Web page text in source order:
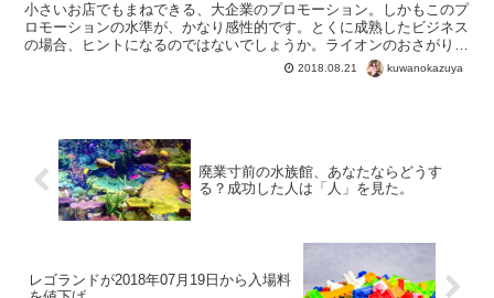
小さいお店でもまねできる、大企業のプロモーション。しかもこのプ
ロモーションの水準が、かなり感性的です。とくに成熟したビジネス
の場合、ヒントになるのではないでしょうか。ライオンのおさがりプ
ロジェクトテレビCMでみかけたキャンペーン【】特に子ど...
2018.08.21 kuwanokazuya
廃業寸前の水族館、あなたならどうす
る？成功した人は「人」を見た。
レゴランドが2018年07月19日から入場料